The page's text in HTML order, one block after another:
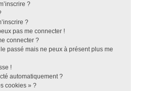
?
?
pas me connecter !
connecter ?
passé mais ne peux à présent plus me
!
automatiquement ?
cookies » ?